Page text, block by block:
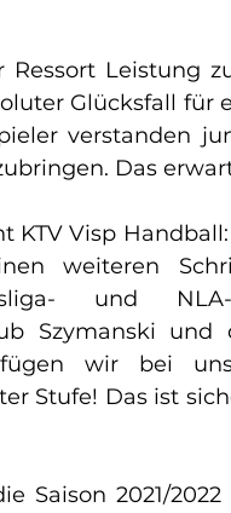
Leistung
Glücksfall für
verstanden
Das
KTV Visp
weiteren
und
Szymanski
wir bei
Stufe! Das ist
Saison 2021/